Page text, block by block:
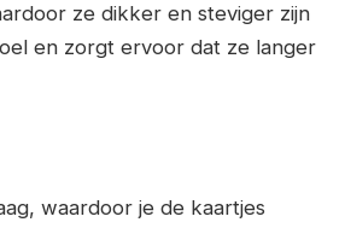
ze dikker en steviger zijn
en zorgt ervoor dat ze langer
waardoor je de kaartjes